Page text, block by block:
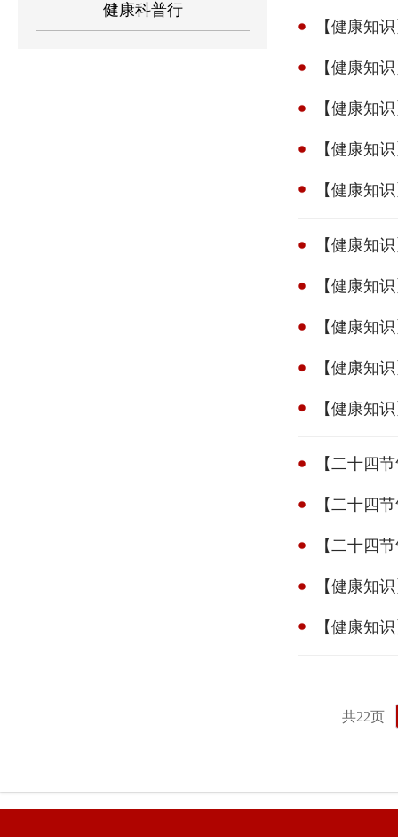
健康科普行
【健康知
【健康知
【健康知
【健康知
【健康知
【健康知
【健康知
【健康知
【健康知
【健康知
【二十四
【二十四
【二十四
【健康知
【健康知
共22页